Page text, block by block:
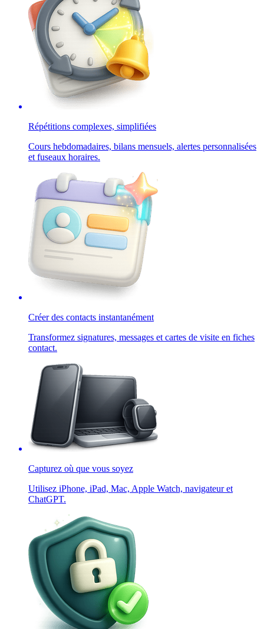
Répétitions complexes, simplifiées
Cours hebdomadaires, bilans mensuels, alertes personnalisées
et fuseaux horaires.
Créer des contacts instantanément
Transformez signatures, messages et cartes de visite en fiches
contact.
Capturez où que vous soyez
Utilisez iPhone, iPad, Mac, Apple Watch, navigateur et
ChatGPT.